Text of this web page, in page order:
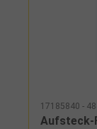
17185840 -
Aufsteck-